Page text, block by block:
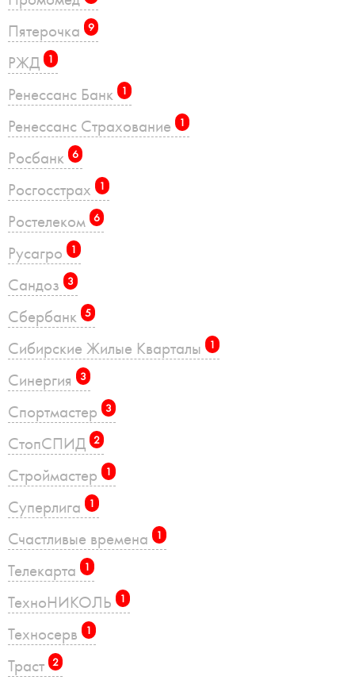
Пятерочка 9
РЖД 1
Ренессанс Банк 1
Ренессанс Страхование 1
Росбанк 6
Росгосстрах 1
Ростелеком 6
Русагро 1
Сандоз 3
Сбербанк 5
Сибирские Жилые Кварталы 1
Синергия 3
Спортмастер 3
СтопСПИД 2
Строймастер 1
Суперлига 1
Счастливые времена 1
Телекарта 1
ТехноНИКОЛЬ 1
Техносерв 1
Траст 2